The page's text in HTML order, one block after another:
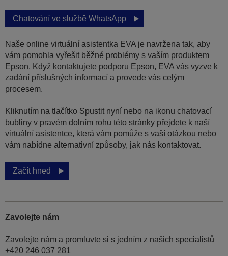
Chatování ve službě WhatsApp
Naše online virtuální asistentka EVA je navržena tak, aby
vám pomohla vyřešit běžné problémy s vaším produktem
Epson. Když kontaktujete podporu Epson, EVA vás vyzve k
zadání příslušných informací a provede vás celým
procesem.
Kliknutím na tlačítko Spustit nyní nebo na ikonu chatovací
bubliny v pravém dolním rohu této stránky přejdete k naší
virtuální asistentce, která vám pomůže s vaší otázkou nebo
vám nabídne alternativní způsoby, jak nás kontaktovat.
Začít hned
Zavolejte nám
Zavolejte nám a promluvte si s jedním z našich specialistů
+420 246 037 281